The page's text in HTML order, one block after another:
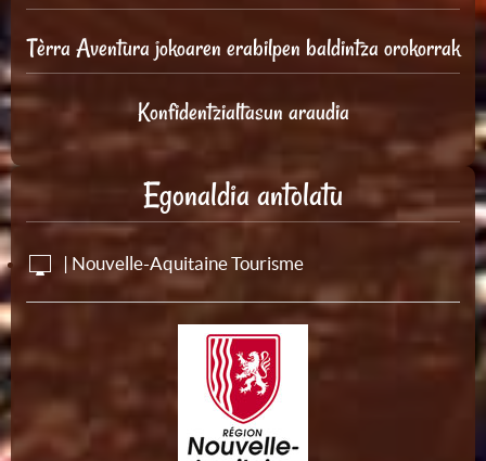
Tèrra Aventura jokoaren erabilpen baldintza orokorrak
Konfidentzialtasun araudia
Egonaldia antolatu
| Nouvelle-Aquitaine Tourisme